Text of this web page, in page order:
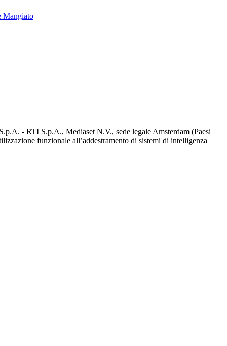
Mangiato
- RTI S.p.A., Mediaset N.V., sede legale Amsterdam (Paesi
funzionale all’addestramento di sistemi di intelligenza